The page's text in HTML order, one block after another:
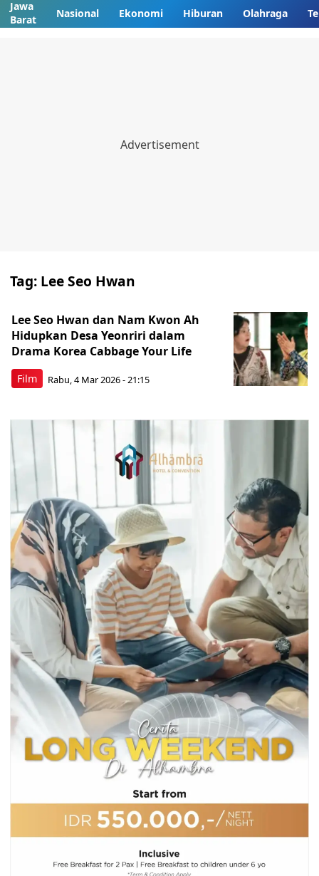
Jawa
Barat
Nasional Ekonomi Hiburan Olahraga
Tag: Lee Seo Hwan
Film
Lee Seo Hwan dan Nam Kwon Ah
Hidupkan Desa Yeonriri dalam
Drama Korea Cabbage Your Life
Rabu, 4 Mar 2026 - 21:15